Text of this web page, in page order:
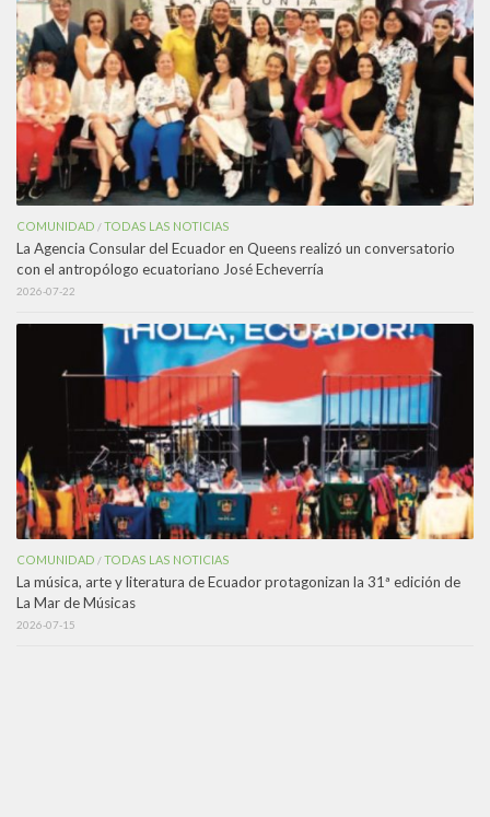
COMUNIDAD /TODAS LAS NOTICIAS
La Agencia Consular del Ecuador en Queens realizó un conversatorio
con el antropólogo ecuatoriano José Echeverría
2026-07-22
COMUNIDAD /TODAS LAS NOTICIAS
La música, arte y literatura de Ecuador protagonizan la 31ª edición de
La Mar de Músicas
2026-07-15